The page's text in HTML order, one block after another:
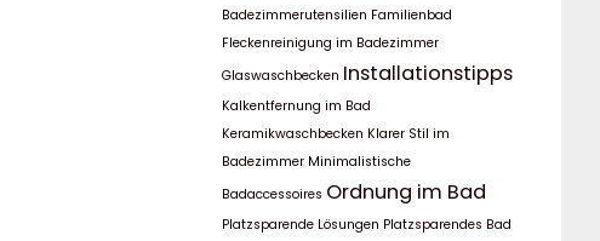
Badezimmerutensilien Familienbad
Fleckenreinigung im Badezimmer
Glaswaschbecken Installationstipps
Kalkentfernung im Bad
Keramikwaschbecken Klarer Stil im
Badezimmer Minimalistische
Badaccessoires Ordnung im Bad
Platzsparende Lösungen Platzsparendes Bad